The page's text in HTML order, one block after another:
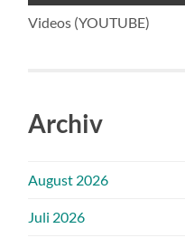
Videos (YOUTUBE)
Archiv
August 2026
Juli 2026